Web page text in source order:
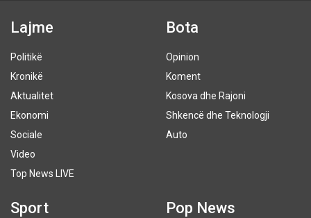
Lajme
Politikë
Kronikë
Aktualitet
Ekonomi
Sociale
Video
Top News LIVE
Bota
Opinion
Koment
Kosova dhe Rajoni
Shkencë dhe Teknologji
Auto
Sport Pop News